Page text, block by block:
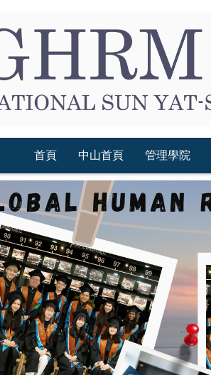
首頁 中山首頁 管理學院